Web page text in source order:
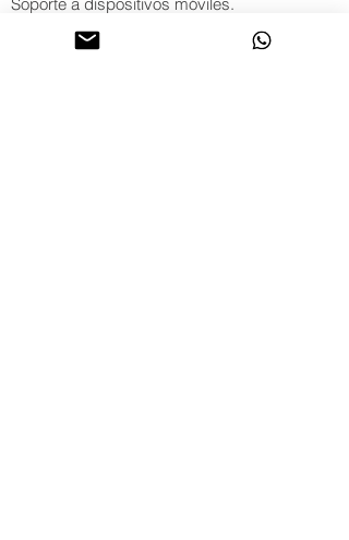
seguimiento a tus solicitudes.